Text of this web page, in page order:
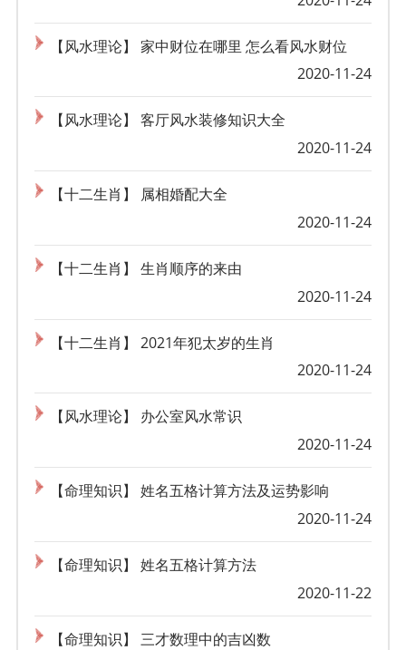
【风水理论】 家中财位在哪里 怎么看风水财位
2020-11-24
【风水理论】 客厅风水装修知识大全
2020-11-24
【十二生肖】 属相婚配大全
2020-11-24
【十二生肖】 生肖顺序的来由
2020-11-24
【十二生肖】 2021年犯太岁的生肖
2020-11-24
【风水理论】 办公室风水常识
2020-11-24
【命理知识】 姓名五格计算方法及运势影响
2020-11-24
【命理知识】 姓名五格计算方法
2020-11-22
【命理知识】 三才数理中的吉凶数